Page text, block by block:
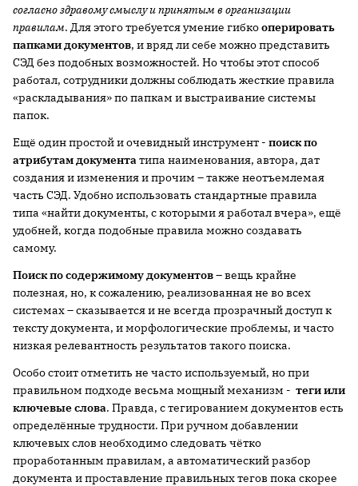
согласно здравому смыслу и принятым в организации
правилам. Для этого требуется умение гибкооперировать
папками документов, и вряд ли себе можно представить
СЭД без подобных возможностей. Но чтобы этот способ
работал, сотрудники должны соблюдать жесткие правила
«раскладывания» по папкам и выстраивание системы
папок.
Ещё один простой и очевидный инструмент - поиск по
атрибутам документатипа наименования, автора, дат
создания и изменения и прочим – также неотъемлемая
часть СЭД. Удобно использовать стандартные правила
типа «найти документы, с которыми я работал вчера», ещё
удобней, когда подобные правила можно создавать
самому.
Поиск по содержимому документов– вещь крайне
полезная, но, к сожалению, реализованная не во всех
системах – сказывается и не всегда прозрачный доступ к
тексту документа, и морфологические проблемы, и часто
низкая релевантность результатов такого поиска.
Особо стоит отметить не часто используемый, но при
правильном подходе весьма мощный механизм - теги или
ключевые слова. Правда, с тегированием документов есть
определённые трудности. При ручном добавлении
ключевых слов необходимо следовать чётко
проработанным правилам, а автоматический разбор
документа и проставление правильных тегов пока скорее